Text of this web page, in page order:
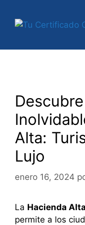
contenido
Alta:
Lujo
enero 16, 2024
La Hacienda Alta
permite a los